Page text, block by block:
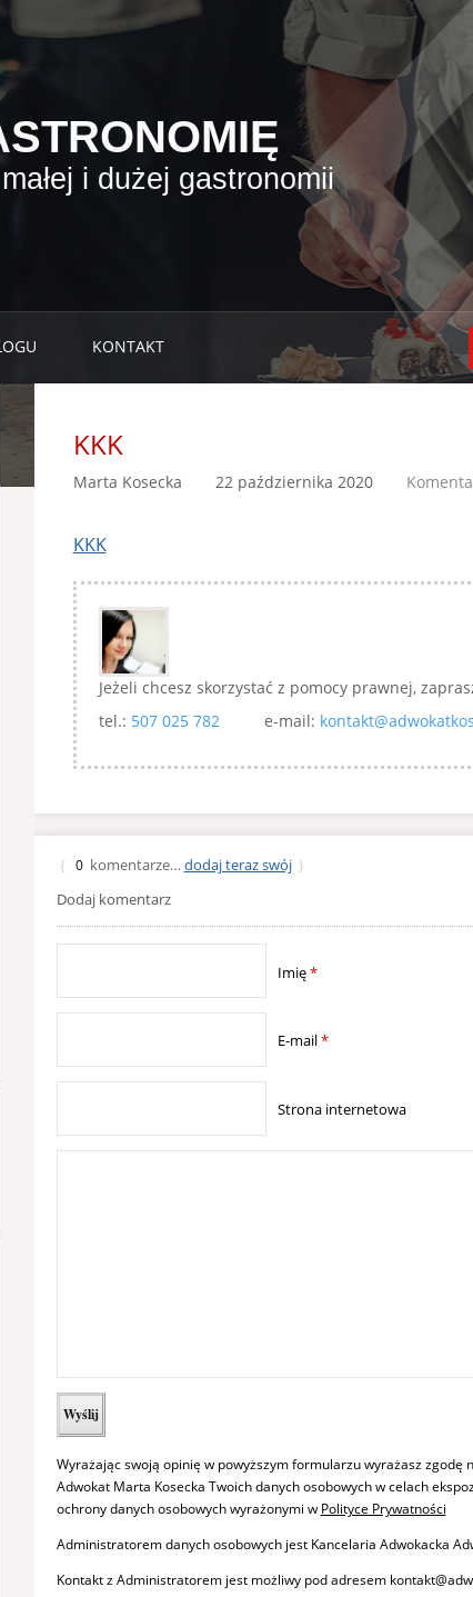
i dużej gastronomii
KONTAKT
KKK
Marta Kosecka 22 października 2020
KKK
Jeżeli chcesz skorzystać z pomocy prawnej,
tel.: 507 025 782 e-mail:
{ 0 komentarze… dodaj teraz swój }
Dodaj komentarz
Imię*
E-mail*
Strona internetowa
Wyrażając swoją opinię w powyższym formularzu wyrażasz zgodę
Adwokat Marta Kosecka Twoich danych osobowych w celach
ochrony danych osobowych wyrażonymi w Polityce Prywatności
Administratorem danych osobowych jest Kancelaria Adwokacka
Kontakt z Administratorem jest możliwy pod adresem